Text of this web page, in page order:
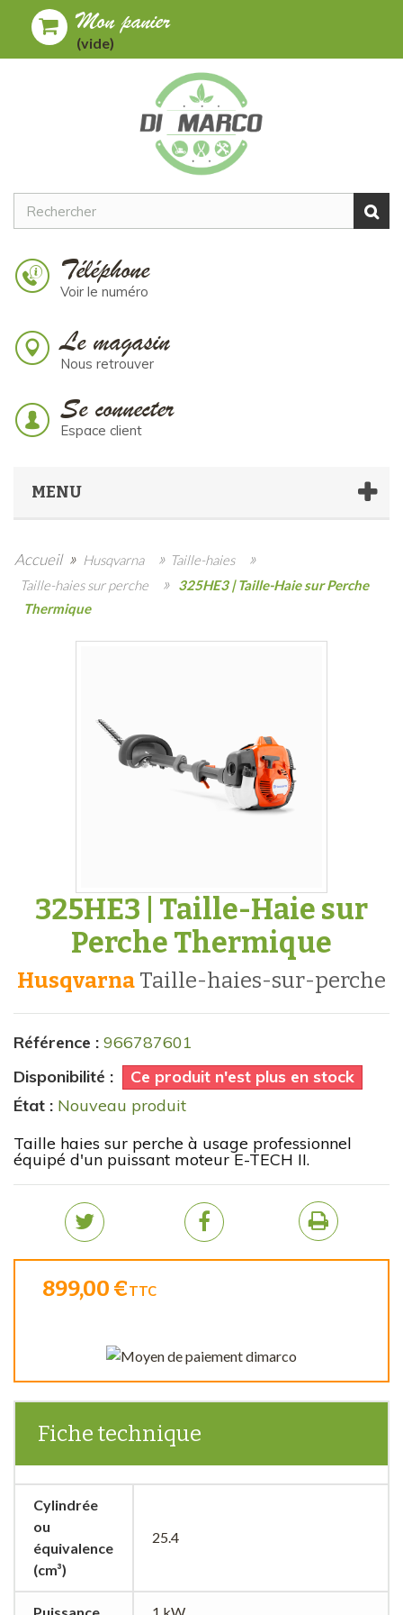
Mon panier
(vide)
Téléphone
Voir le numéro
Le magasin
Nous retrouver
Se connecter
Espace client
MENU
Accueil » Husqvarna » Taille-haies »
Taille-haies sur perche » 325HE3 | Taille-Haie sur Perche
Thermique
325HE3 | Taille-Haie sur
Perche Thermique
Husqvarna taille-haies-sur-perche
Référence : 966787601
Disponibilité :
Ce produit n'est plus en stock
État : Nouveau produit
Taille haies sur perche à usage professionnel
équipé d'un puissant moteur E-TECH II.
899,00 €TTC
Fiche technique
Cylindrée
ou
équivalence
(cm³)
25.4